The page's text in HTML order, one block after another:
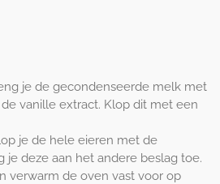
je de gecondenseerde melk met
vanille extract. Klop dit met een
je de hele eieren met de
je deze aan het andere beslag toe.
verwarm de oven vast voor op